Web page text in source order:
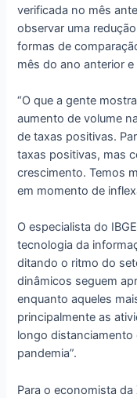
verificada no mês
observar uma
formas de
mês do ano anterior e
“O que a gente
aumento de volume
de taxas positivas.
taxas positivas, mas
crescimento. Temos
em momento de
O especialista do
tecnologia da
ditando o ritmo do
dinâmicos seguem
enquanto aqueles
principalmente as
longo
pandemia”.
Para o economista da